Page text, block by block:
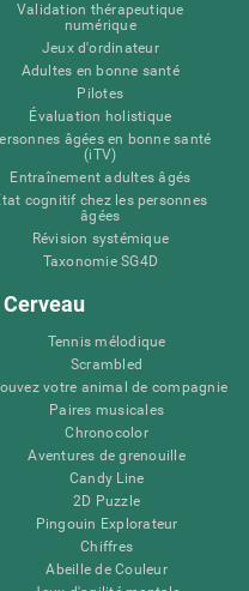
Validation thérapeutique
numérique
Jeux d'ordinateur
Adultes en bonne santé
Pilotes
Évaluation holistique
âgées en bonne santé
(iTV)
Entraînement adultes âgés
cognitif chez les personnes
âgées
Révision systémique
Taxonomie SG4D
Tennis mélodique
Scrambled
votre animal de compagnie
Paires musicales
Chronocolor
Aventures de grenouille
Candy Line
2D Puzzle
Pingouin Explorateur
Chiffres
Abeille de Couleur